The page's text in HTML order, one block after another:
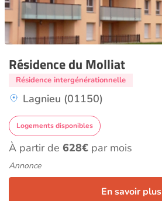
Résidence du Molliat
Résidence intergénérationnelle
Lagnieu (01150)
Logements disponibles
À partir de 628€ par mois
Annonce
En savoir plus